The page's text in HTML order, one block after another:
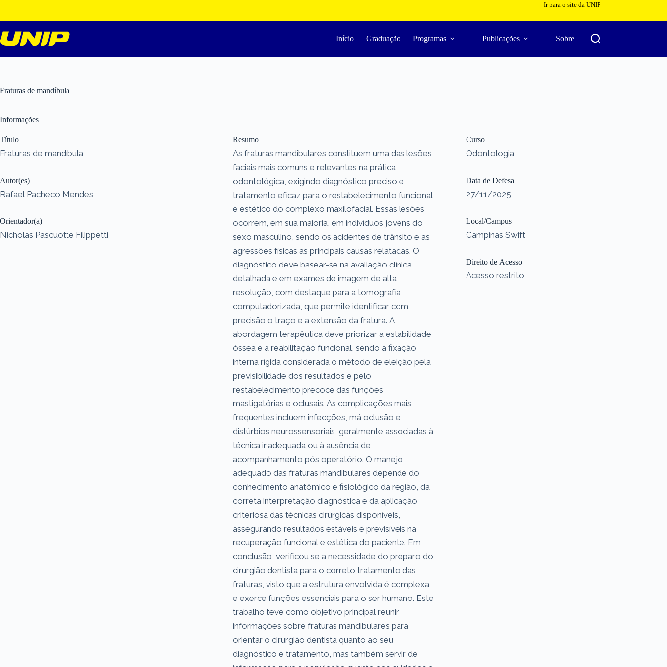
o
conteúdo
Ir para o site da UNIP
Início Graduação Programas Publicações Sobre
Fraturas de mandíbula
Informações
Título
Fraturas de mandíbula
Autor(es)
Rafael Pacheco Mendes
Orientador(a)
Nicholas Pascuotte Filippetti
Resumo
As fraturas mandibulares constituem uma das lesões
faciais mais comuns e relevantes na prática
odontológica, exigindo diagnóstico preciso e
tratamento eficaz para o restabelecimento funcional
e estético do complexo maxilofacial. Essas lesões
ocorrem, em sua maioria, em indivíduos jovens do
sexo masculino, sendo os acidentes de trânsito e as
agressões físicas as principais causas relatadas. O
diagnóstico deve basear-se na avaliação clínica
detalhada e em exames de imagem de alta
resolução, com destaque para a tomografia
computadorizada, que permite identificar com
precisão o traço e a extensão da fratura. A
abordagem terapêutica deve priorizar a estabilidade
óssea e a reabilitação funcional, sendo a fixação
interna rígida considerada o método de eleição pela
previsibilidade dos resultados e pelo
restabelecimento precoce das funções
mastigatórias e oclusais. As complicações mais
frequentes incluem infecções, má oclusão e
distúrbios neurossensoriais, geralmente associadas à
técnica inadequada ou à ausência de
acompanhamento pós operatório. O manejo
adequado das fraturas mandibulares depende do
conhecimento anatômico e fisiológico da região, da
correta interpretação diagnóstica e da aplicação
criteriosa das técnicas cirúrgicas disponíveis,
assegurando resultados estáveis e previsíveis na
recuperação funcional e estética do paciente. Em
conclusão, verificou se a necessidade do preparo do
cirurgião dentista para o correto tratamento das
fraturas, visto que a estrutura envolvida é complexa
e exerce funções essenciais para o ser humano. Este
trabalho teve como objetivo principal reunir
informações sobre fraturas mandibulares para
orientar o cirurgião dentista quanto ao seu
diagnóstico e tratamento, mas também servir de
Curso
Odontologia
Data de Defesa
27/11/2025
Local/Campus
Campinas Swift
Direito de Acesso
Acesso restrito